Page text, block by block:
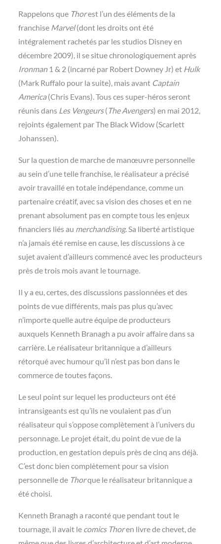
Rappelons que Thorest l’un des éléments de la
franchise Marvel(dont les droits ont été
intégralement rachetés par les studios Disney en
décembre 2009), il se situe chronologiquement après
Ironman1 & 2 (incarné par Robert Downey Jr) et Hulk
(Mark Ruffalo pour la suite), mais avant Captain
America(Chris Evans). Tous ces super-héros seront
réunis dans Les Vengeurs( The Avengers) en mai 2012,
rejoints également par The Black Widow (Scarlett
Johanssen).
Sur la question de marche de manœuvre personnelle
au sein d’une telle franchise, le réalisateur a précisé
avoir travaillé en totale indépendance, comme un
partenaire créatif, avec sa vision des choses et en ne
prenant absolument pas en compte tous les enjeux
financiers liés au merchandising. Sa liberté artistique
n’a jamais été remise en cause, les discussions à ce
sujet avaient d’ailleurs commencé avec les producteurs
près de trois mois avant le tournage.
Il y a eu, certes, des discussions passionnées et des
points de vue différents, mais pas plus qu’avec
n’importe quelle autre équipe de producteurs
auxquels Kenneth Branagh a pu avoir affaire dans sa
carrière. Le réalisateur britannique a d’ailleurs
rétorqué avec humour qu’il n’est pas bon dans le
commerce de toutes façons.
Le seul point sur lequel les producteurs ont été
intransigeants est qu’ils ne voulaient pas d’un
réalisateur qui s’oppose complètement à l’univers du
personnage. Le projet était, du point de vue de la
production, en gestation depuis près de cinq ans déjà.
C’est donc bien complètement pour sa vision
personnelle de Thorque le réalisateur britannique a
été choisi.
Kenneth Branagh a raconté que pendant tout le
tournage, il avait le comics Thoren livre de chevet, de